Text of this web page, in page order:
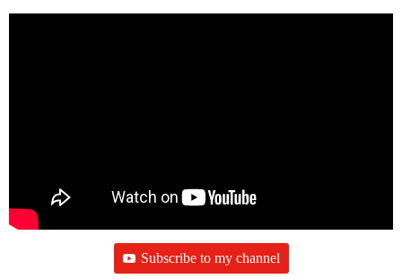
Subscribe to my channel